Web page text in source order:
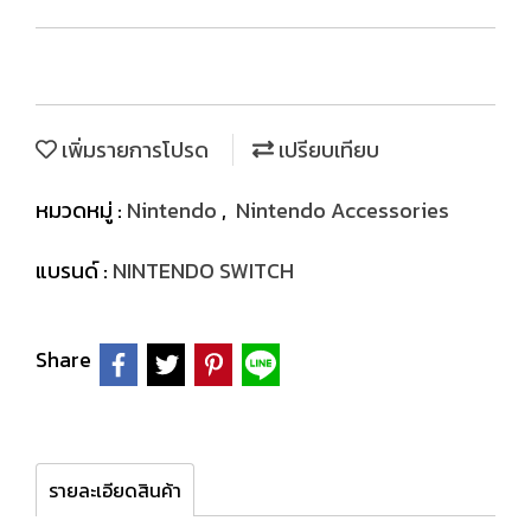
เพิ่มรายการโปรด
เปรียบเทียบ
หมวดหมู่ : Nintendo , Nintendo Accessories
แบรนด์ : NINTENDO SWITCH
Share
รายละเอียดสินค้า